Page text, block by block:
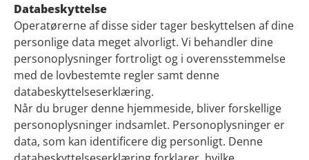
Databeskyttelse
Operatørerne af disse sider tager beskyttelsen af dine
personlige data meget alvorligt. Vi behandler dine
personoplysninger fortroligt og i overensstemmelse
med de lovbestemte regler samt denne
databeskyttelseserklæring.
Når du bruger denne hjemmeside, bliver forskellige
personoplysninger indsamlet. Personoplysninger er
data, som kan identificere dig personligt. Denne